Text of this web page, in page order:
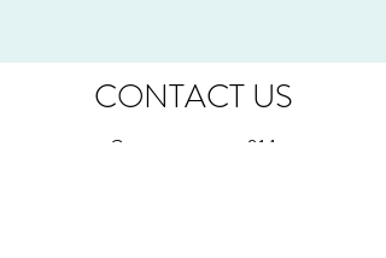
CONTACT US
Gentsesteenweg 214